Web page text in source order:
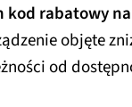
kod rabatowy
objęte
od